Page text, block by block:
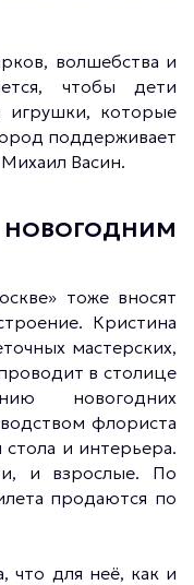
волшебства и
чтобы дети
игрушки, которые
поддерживает
Васин.
тоже вносят
Кристина
мастерских,
в столице
новогодних
флориста
и интерьера.
и взрослые. По
продаются по
что для неё, как и